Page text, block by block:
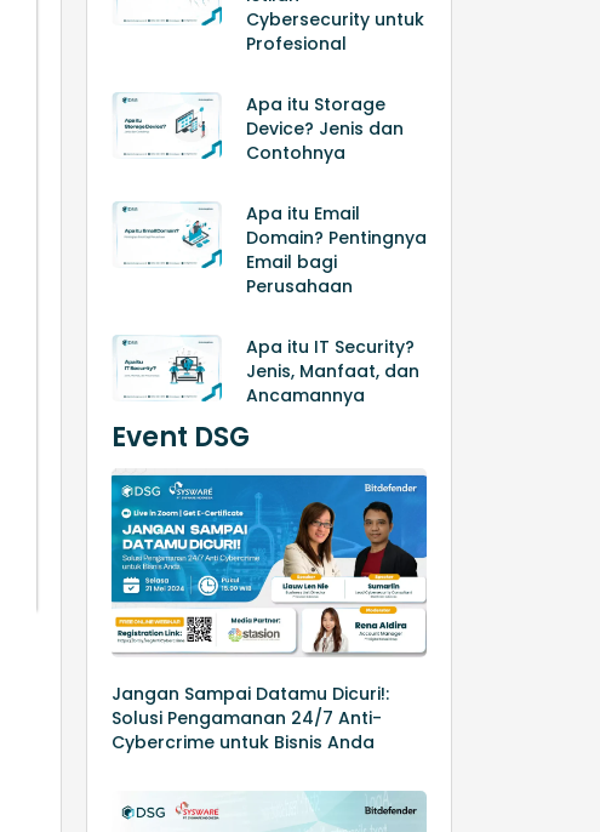
Cybersecurity untuk
Profesional
Apa itu Storage
Device? Jenis dan
Contohnya
Apa itu Email
Domain? Pentingnya
Email bagi
Perusahaan
Apa itu IT Security?
Jenis, Manfaat, dan
Ancamannya
Event DSG
Jangan Sampai Datamu Dicuri!:
Solusi Pengamanan 24/7 Anti-
Cybercrime untuk Bisnis Anda